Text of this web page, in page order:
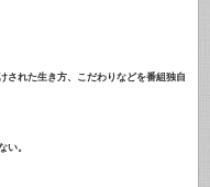
された生き方、こだわりなどを番組独自
い。